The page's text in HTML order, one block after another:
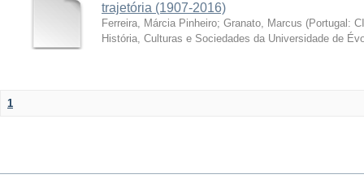
trajetória (1907-2016)
Ferreira, Márcia Pinheiro; Granato, Marcus (Portugal:
História, Culturas e Sociedades da Universidade de
1